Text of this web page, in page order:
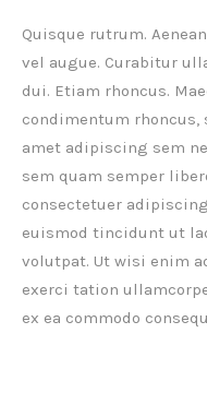
Quisque rutrum.
vel augue. Curabitur
dui. Etiam rhoncus.
condimentum rhoncus,
amet adipiscing sem
sem quam semper
consectetuer
euismod tincidunt ut
volutpat. Ut wisi enim
exerci tation
ex ea commodo